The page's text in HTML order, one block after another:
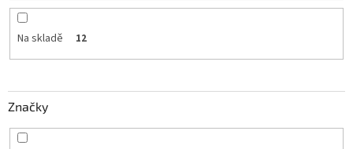
k
Na skladě 12
Značky